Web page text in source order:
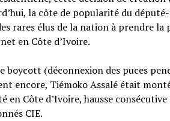
la côte de popularité du
rares élus de la nation à prendre la
en Côte d’Ivoire.
boycott (déconnexion des puces
encore, Tiémoko Assalé était
en Côte d’Ivoire, hausse
CIE.